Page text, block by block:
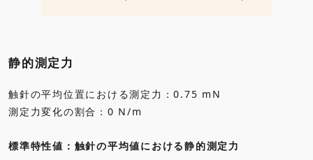
静的測定力
触針の平均位置における測定力：0.75 mN
測定力変化の割合：0 N/m
標準特性値：触針の平均値における静的測定力